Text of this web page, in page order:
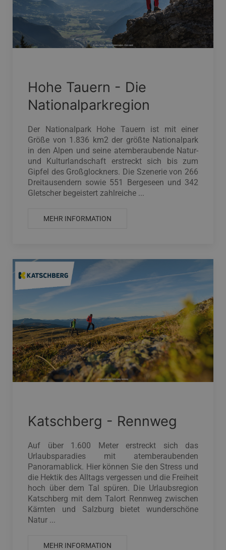
Hohe Tauern - Die
Nationalparkregion
Der Nationalpark Hohe Tauern ist mit einer
Größe von 1.836 km2 der größte Nationalpark
in den Alpen und seine atemberaubende Natur-
und Kulturlandschaft erstreckt sich bis zum
Gipfel des Großglockners. Die Szenerie von 266
Dreitausendern sowie 551 Bergeseen und 342
Gletscher begeistert zahlreiche ...
MEHR INFORMATION
Katschberg - Rennweg
Auf über 1.600 Meter erstreckt sich das
Urlaubsparadies mit atemberaubenden
Panoramablick. Hier können Sie den Stress und
die Hektik des Alltags vergessen und die Freiheit
hoch über dem Tal spüren. Die Urlaubsregion
Katschberg mit dem Talort Rennweg zwischen
Kärnten und Salzburg bietet wunderschöne
Natur ...
MEHR INFORMATION